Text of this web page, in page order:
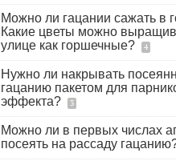
Можно ли гацании сажать в
Какие цветы можно
улице как горшечные?
4
Нужно ли накрывать
гацанию пакетом для
эффекта?
3
Можно ли в первых числах
посеять на рассаду